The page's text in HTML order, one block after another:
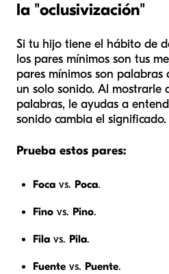
la "oclusivización"
Si tu hijo tiene el hábito de
los pares mínimos son tus
pares mínimos son palabras
un solo sonido. Al mostrarle
palabras, le ayudas a
sonido cambia el significado.
Prueba estos pares:
Foca vs. Poca.
Fino vs. Pino.
Fila vs. Pila.
Fuente vs. Puente.